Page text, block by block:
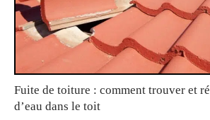
Fuite de toiture : comment trouver et
d’eau dans le toit